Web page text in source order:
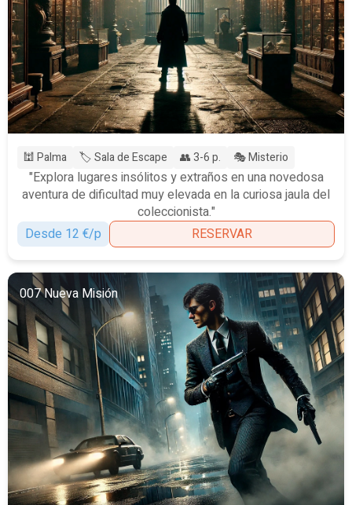
🕍 Palma 🏷️ Sala de Escape 👥 3-6 p. 🎭 Misterio
"Explora lugares insólitos y extraños en una novedosa
aventura de dificultad muy elevada en la curiosa jaula del
coleccionista."
Desde 12 €/p
RESERVAR
007 Nueva Misión